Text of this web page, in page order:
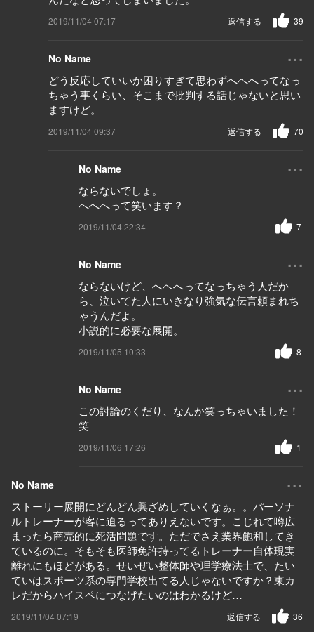
2019/11/04 07:17 39
返信する
No Name ...
どう反応していいか困りすぎて思わずへへへってなっ
ちゃう事くらい、そこまで批判する話じゃないと思い
ますけど。
2019/11/04 09:37 70
返信する
No Name ...
ならないでしょ。
へへへって笑います？
2019/11/04 22:34 7
No Name ...
ならないけど、へへへってなっちゃう人だか
ら、泣いてた人にいきなり強気な伝言頼まれち
ゃうんだよ。
小説的に必要な展開。
2019/11/05 10:33 8
No Name ...
この討論のくだり、なんか笑っちゃいました！
笑
2019/11/06 17:26 1
No Name ...
ストーリー展開にどんどん興ざめしていくなぁ。。パーソナ
ルトレーナーが客に迫るってありえないです。こじれて噂広
まったら商売的に死活問題です。ただでさえ業界飽和してき
ているのに。そもそも医師免許持ってるトレーナー自体現実
離れにもほどがある。せいぜい整体師や理学療法士で、たい
ていはスポーツ系の専門学校出てる人じゃないですか？東カ
レだからハイスペにつなげたいのはわかるけど…
2019/11/04 07:19 36
返信する